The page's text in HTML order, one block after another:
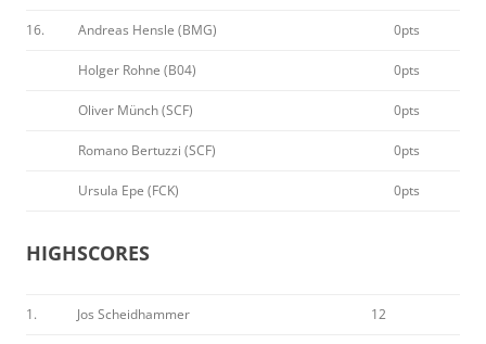
16. Andreas Hensle (BMG) 0pts
Holger Rohne (B04) 0pts
Oliver Münch (SCF) 0pts
Romano Bertuzzi (SCF) 0pts
Ursula Epe (FCK) 0pts
HIGHSCORES
1. Jos Scheidhammer 12